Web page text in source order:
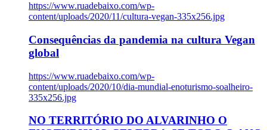
https://www.ruadebaixo.com/wp-
content/uploads/2020/11/cultura-vegan-335x256.jpg
Consequências da pandemia na cultura Vegan
global
https://www.ruadebaixo.com/wp-
content/uploads/2020/10/dia-mundial-enoturismo-soalheiro-
335x256.jpg
NO TERRITÓRIO DO ALVARINHO O